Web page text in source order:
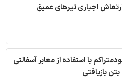
ارتعاش اجباری تیرهای عمیق
با استفاده از معابر آسفالتی
بازیافتی